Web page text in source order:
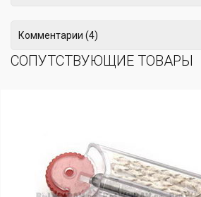
Комментарии (4)
СОПУТСТВУЮЩИЕ ТОВАРЫ